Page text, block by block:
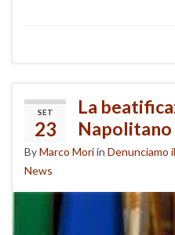
SET
23
La
Napolitano
ByMarco Moriin Denunciamo
News